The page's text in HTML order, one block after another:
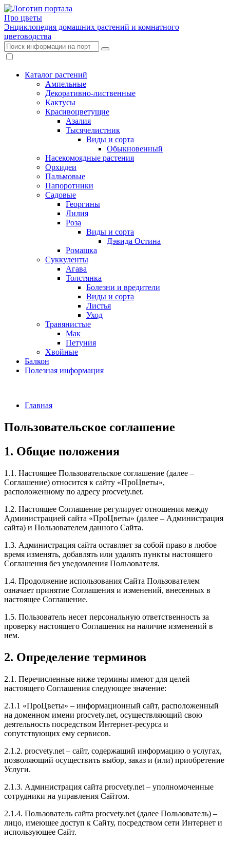
Про цветы
Энциклопедия домашних растений и комнатного
цветоводства
Каталог растений
Ампельные
Декоративно-лиственные
Кактусы
Красивоцветущие
Азалия
Тысячелистник
Виды и сорта
Обыкновенный
Насекомоядные растения
Орхидеи
Пальмовые
Папоротники
Садовые
Георгины
Лилия
Роза
Виды и сорта
Дэвида Остина
Ромашка
Суккуленты
Агава
Толстянка
Болезни и вредители
Виды и сорта
Листья
Уход
Травянистые
Мак
Петуния
Хвойные
Балкон
Полезная информация
Главная
Пользовательское соглашение
1. Общие положения
1.1. Настоящее Пользовательское соглашение (далее –
Соглашение) относится к сайту «ПроЦветы»,
расположенному по адресу procvety.net.
1.2. Настоящее Соглашение регулирует отношения между
Администрацией сайта «ПроЦветы» (далее – Администрация
сайта) и Пользователем данного Сайта.
1.3. Администрация сайта оставляет за собой право в любое
время изменять, добавлять или удалять пункты настоящего
Соглашения без уведомления Пользователя.
1.4. Продолжение использования Сайта Пользователем
означает принятие Соглашения и изменений, внесенных в
настоящее Соглашение.
1.5. Пользователь несет персональную ответственность за
проверку настоящего Соглашения на наличие изменений в
нем.
2. Определение терминов
2.1. Перечисленные ниже термины имеют для целей
настоящего Соглашения следующее значение:
2.1.1 «ПроЦветы» – информационный сайт, расположенный
на доменном имени procvety.net, осуществляющий свою
деятельность посредством Интернет-ресурса и
сопутствующих ему сервисов.
2.1.2. procvety.net – сайт, содержащий информацию о услугах,
позволяющий осуществить выбор, заказ и (или) приобретение
Услуги.
2.1.3. Администрация сайта procvety.net – уполномоченные
сотрудники на управления Сайтом.
2.1.4. Пользователь сайта procvety.net (далее Пользователь) –
лицо, имеющее доступ к Сайту, посредством сети Интернет и
использующее Сайт.